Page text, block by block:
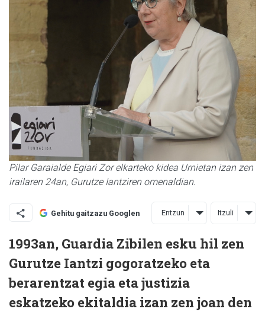
Pilar Garaialde Egiari Zor elkarteko kidea Urnietan izan zen
irailaren 24an, Gurutze Iantziren omenaldian.
Gehitu gaitzazu Googlen Entzun Itzuli
1993an, Guardia Zibilen esku hil zen
Gurutze Iantzi gogoratzeko eta
berarentzat egia eta justizia
eskatzeko ekitaldia izan zen joan den